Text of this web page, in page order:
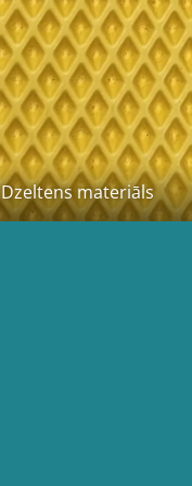
Dzeltens materiāls